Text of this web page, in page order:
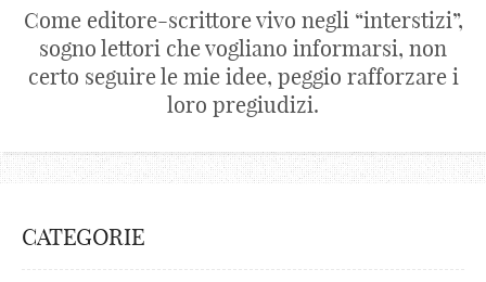
Come editore-scrittore vivo negli “interstizi”,
sogno lettori che vogliano informarsi, non
certo seguire le mie idee, peggio rafforzare i
loro pregiudizi.
CATEGORIE